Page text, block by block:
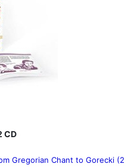
CD
Gregorian Chant to Gorecki (2